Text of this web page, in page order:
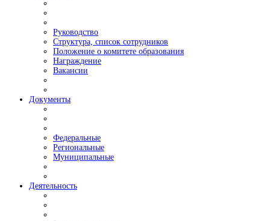
Руководство
Структура, список сотрудников
Положение о комитете образования
Награждение
Вакансии
Документы
Федеральные
Региональные
Муниципальные
Деятельность